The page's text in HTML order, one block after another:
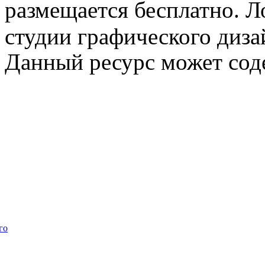
размещается бесплатно.
студии графического
Данный ресурс может